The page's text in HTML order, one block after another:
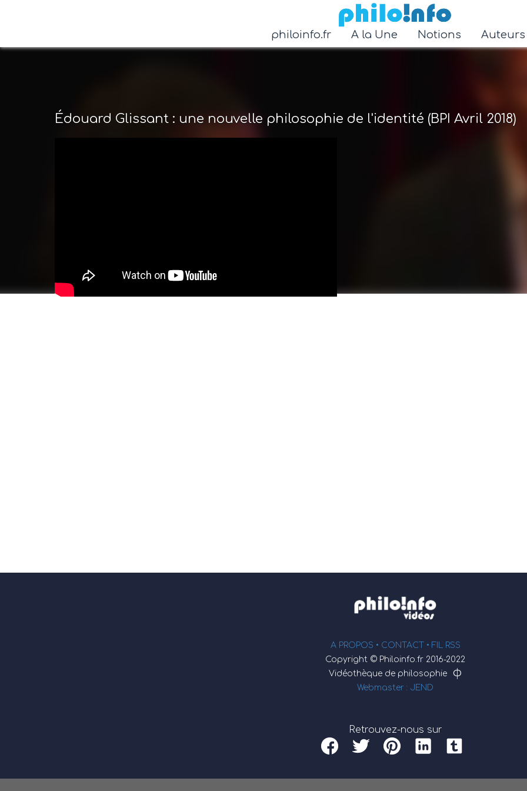
Accéder au contenu principal
Édouard Glissant : une nouvelle philosophie de l'identité (BPI Avril 2018)
philoinfo.fr A la Une Notions
A PROPOS • CONTACT • FIL RSS
Copyright © Philoinfo.fr 2016-2022
Vidéothèque de philosophie
φ
Webmaster : JEND
Retrouvez-nous sur